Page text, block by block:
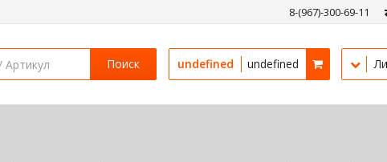
8-(967)-300-69-11
Поиск undefined undefined